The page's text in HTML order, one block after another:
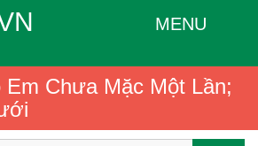
MENU
Em Chưa Mặc Một Lần;